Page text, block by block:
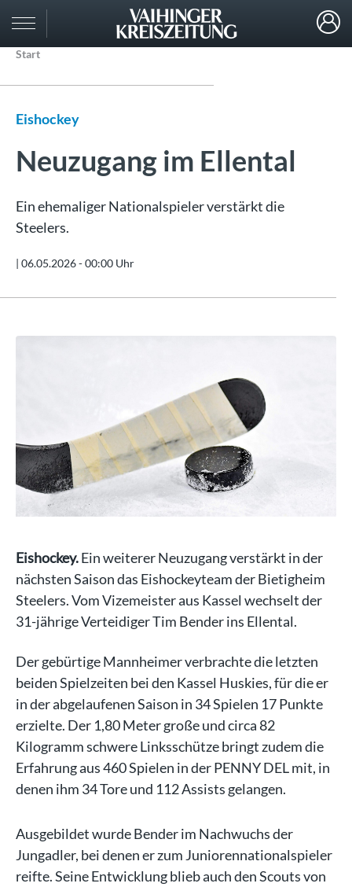
Start
Eishockey
Neuzugang im Ellental
Ein ehemaliger Nationalspieler verstärkt die
Steelers.
| 06.05.2026 - 00:00 Uhr
Eishockey.Ein weiterer Neuzugang verstärkt in der
nächsten Saison das Eishockeyteam der Bietigheim
Steelers. Vom Vizemeister aus Kassel wechselt der
31-jährige Verteidiger Tim Bender ins Ellental.
Der gebürtige Mannheimer verbrachte die letzten
beiden Spielzeiten bei den Kassel Huskies, für die er
in der abgelaufenen Saison in 34 Spielen 17 Punkte
erzielte. Der 1,80 Meter große und circa 82
Kilogramm schwere Linksschütze bringt zudem die
Erfahrung aus 460 Spielen in der PENNY DEL mit, in
denen ihm 34 Tore und 112 Assists gelangen.
Ausgebildet wurde Bender im Nachwuchs der
Jungadler, bei denen er zum Juniorennationalspieler
reifte. Seine Entwicklung blieb auch den Scouts von